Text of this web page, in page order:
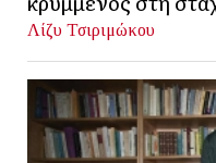
Λίζυ Τσιριμώκου